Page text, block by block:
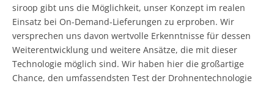
siroop gibt uns die Möglichkeit, unser Konzept im realen
Einsatz bei On-Demand-Lieferungen zu erproben. Wir
versprechen uns davon wertvolle Erkenntnisse für dessen
Weiterentwicklung und weitere Ansätze, die mit dieser
Technologie möglich sind. Wir haben hier die großartige
Chance, den umfassendsten Test der Drohnentechnologie